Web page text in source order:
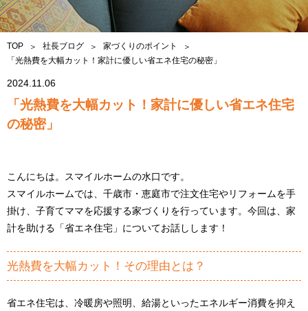
TOP 社長ブログ
家づくりのポイント
「光熱費を大幅カット！家計に優しい省エネ住宅の秘密」
2024.11.06
「光熱費を大幅カット！家計に優しい省エネ住宅
の秘密」
こんにちは。スマイルホームの水口です。
スマイルホームでは、千歳市・恵庭市で注文住宅やリフォームを手
掛け、子育てママを応援する家づくりを行っています。今回は、家
計を助ける「省エネ住宅」についてお話しします！
光熱費を大幅カット！その理由とは？
省エネ住宅は、冷暖房や照明、給湯といったエネルギー消費を抑え